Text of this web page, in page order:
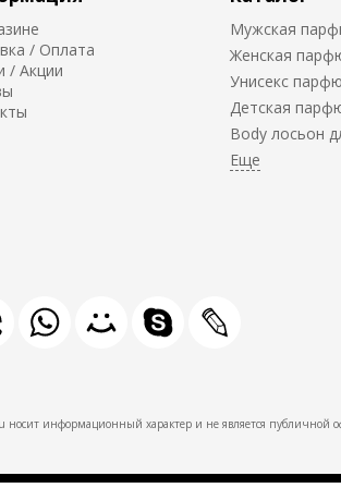
/ Оплата
/ Акции
Мужская
Женская
Унисекс
Детская
Body лосьон
носит информационный характер и не является публичной